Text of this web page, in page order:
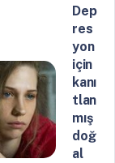
Dep
res
yon
için
kanı
tlan
mış
doğ
al